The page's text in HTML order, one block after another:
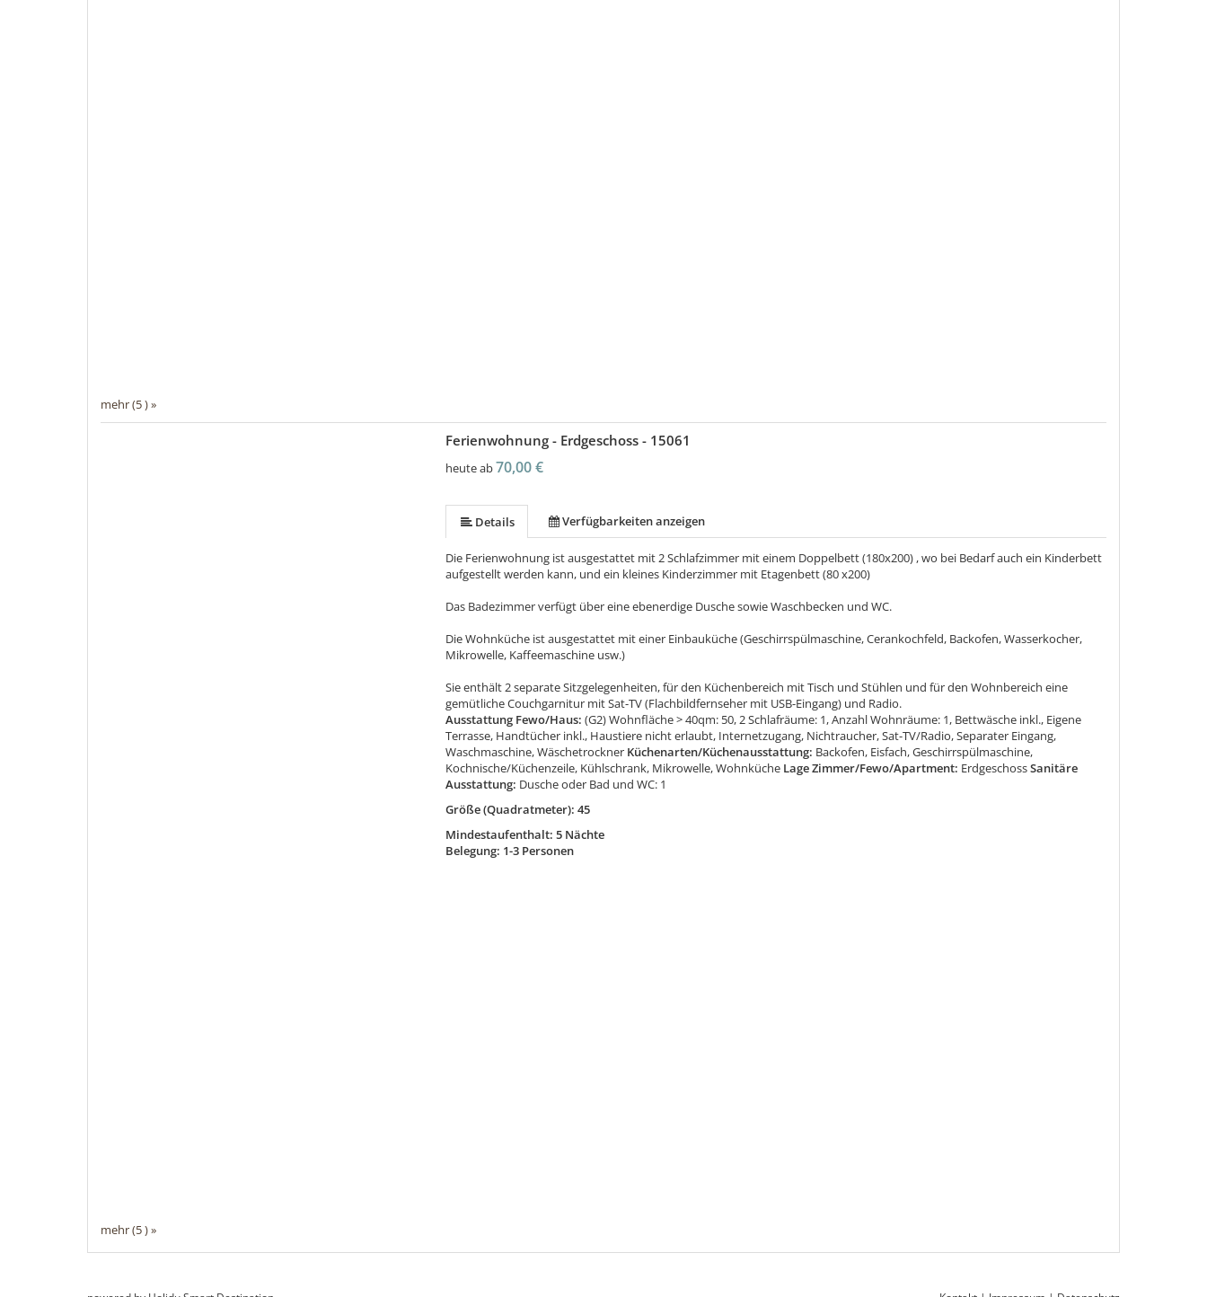
mehr (5 ) »
mehr (5 ) »
Ferienwohnung - Erdgeschoss - 15061
heute ab70,00 €
Details Verfügbarkeiten anzeigen
Die Ferienwohnung ist ausgestattet mit 2 Schlafzimmer mit einem Doppelbett (180x200) , wo bei Bedarf auch ein Kinderbett
aufgestellt werden kann, und ein kleines Kinderzimmer mit Etagenbett (80 x200)
Das Badezimmer verfügt über eine ebenerdige Dusche sowie Waschbecken und WC.
Die Wohnküche ist ausgestattet mit einer Einbauküche (Geschirrspülmaschine, Cerankochfeld, Backofen, Wasserkocher,
Mikrowelle, Kaffeemaschine usw.)
Sie enthält 2 separate Sitzgelegenheiten, für den Küchenbereich mit Tisch und Stühlen und für den Wohnbereich eine
gemütliche Couchgarnitur mit Sat-TV (Flachbildfernseher mit USB-Eingang) und Radio.
Ausstattung Fewo/Haus: (G2) Wohnfläche > 40qm: 50, 2 Schlafräume: 1, Anzahl Wohnräume: 1, Bettwäsche inkl., Eigene
Terrasse, Handtücher inkl., Haustiere nicht erlaubt, Internetzugang, Nichtraucher, Sat-TV/Radio, Separater Eingang,
Waschmaschine, WäschetrocknerKüchenarten/Küchenausstattung: Backofen, Eisfach, Geschirrspülmaschine,
Kochnische/Küchenzeile, Kühlschrank, Mikrowelle, WohnkücheLage Zimmer/Fewo/Apartment: ErdgeschossSanitäre
Ausstattung: Dusche oder Bad und WC: 1
Größe (Quadratmeter): 45
Mindestaufenthalt: 5 Nächte
Belegung: 1-3 Personen